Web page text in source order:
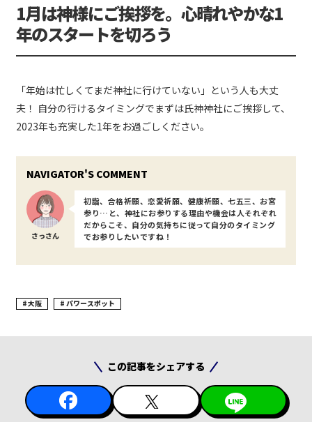
1月は神様にご挨拶を。心晴れやかな1
年のスタートを切ろう
「年始は忙しくてまだ神社に行けていない」という人も大丈
夫！ 自分の行けるタイミングでまずは氏神神社にご挨拶して、
2023年も充実した1年をお過ごしください。
さっさん
初詣、合格祈願、恋愛祈願、健康祈願、七五三、お宮
参り…と、神社にお参りする理由や機会は人それぞれ
だからこそ、自分の気持ちに従って自分のタイミング
でお参りしたいですね！
大阪 パワースポット
この記事をシェアする